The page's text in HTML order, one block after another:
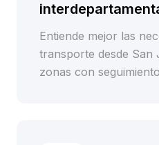
Entiende mejor las
transporte desde San
zonas con